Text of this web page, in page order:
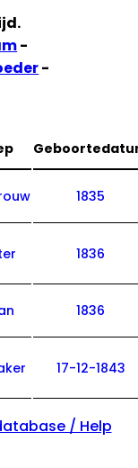
.
-
-
1835
1836
1836
17-12-1843
/ Help